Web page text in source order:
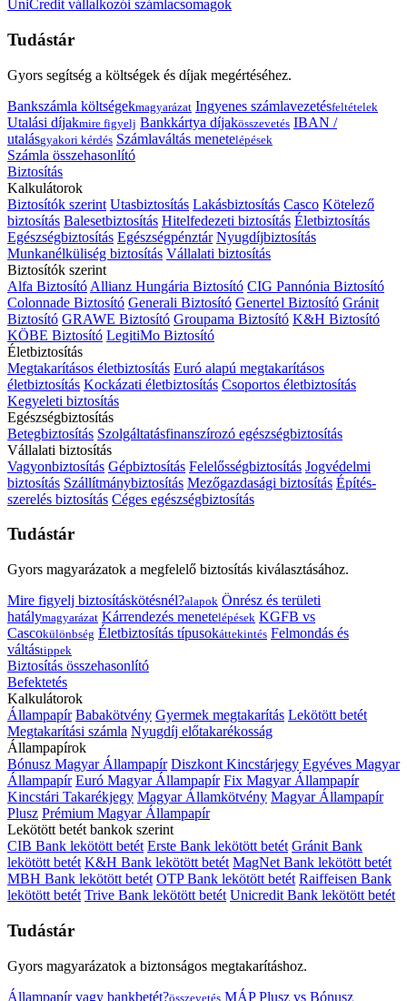
UniCredit vállalkozói számlacsomagok
Tudástár
Gyors segítség a költségek és díjak megértéséhez.
Bankszámla költségekmagyarázat Ingyenes számlavezetésfeltételek
Utalási díjakmire figyelj Bankkártya díjakösszevetés IBAN /
utalásgyakori kérdés Számlaváltás menetelépések
Számla összehasonlító
Biztosítás
Kalkulátorok
Biztosítók szerint Utasbiztosítás Lakásbiztosítás Casco Kötelező
biztosítás Balesetbiztosítás Hitelfedezeti biztosítás Életbiztosítás
Egészségbiztosítás Egészségpénztár Nyugdíjbiztosítás
Munkanélküliség biztosítás Vállalati biztosítás
Biztosítók szerint
Alfa Biztosító Allianz Hungária Biztosító CIG Pannónia Biztosító
Colonnade Biztosító Generali Biztosító Genertel Biztosító Gránit
Biztosító GRAWE Biztosító Groupama Biztosító K&H Biztosító
KÖBE Biztosító LegitiMo Biztosító
Életbiztosítás
Megtakarításos életbiztosítás Euró alapú megtakarításos
életbiztosítás Kockázati életbiztosítás Csoportos életbiztosítás
Kegyeleti biztosítás
Egészségbiztosítás
Betegbiztosítás Szolgáltatásfinanszírozó egészségbiztosítás
Vállalati biztosítás
Vagyonbiztosítás Gépbiztosítás Felelősségbiztosítás Jogvédelmi
biztosítás Szállítmánybiztosítás Mezőgazdasági biztosítás Építés-
szerelés biztosítás Céges egészségbiztosítás
Tudástár
Gyors magyarázatok a megfelelő biztosítás kiválasztásához.
Mire figyelj biztosításkötésnél?alapok Önrész és területi
hatálymagyarázat Kárrendezés menetelépések KGFB vs
Cascokülönbség Életbiztosítás típusokáttekintés Felmondás és
váltástippek
Biztosítás összehasonlító
Befektetés
Kalkulátorok
Állampapír Babakötvény Gyermek megtakarítás Lekötött betét
Megtakarítási számla Nyugdíj előtakarékosság
Állampapírok
Bónusz Magyar Állampapír Diszkont Kincstárjegy Egyéves Magyar
Állampapír Euró Magyar Állampapír Fix Magyar Állampapír
Kincstári Takarékjegy Magyar Államkötvény Magyar Állampapír
Plusz Prémium Magyar Állampapír
Lekötött betét bankok szerint
CIB Bank lekötött betét Erste Bank lekötött betét Gránit Bank
lekötött betét K&H Bank lekötött betét MagNet Bank lekötött betét
MBH Bank lekötött betét OTP Bank lekötött betét Raiffeisen Bank
lekötött betét Trive Bank lekötött betét Unicredit Bank lekötött betét
Tudástár
Gyors magyarázatok a biztonságos megtakarításhoz.
Állampapír vagy bankbetét?összevetés MÁP Plusz vs Bónusz